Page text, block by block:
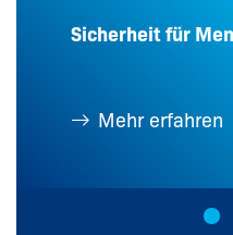
Sicherheit für
Mehr erfahren